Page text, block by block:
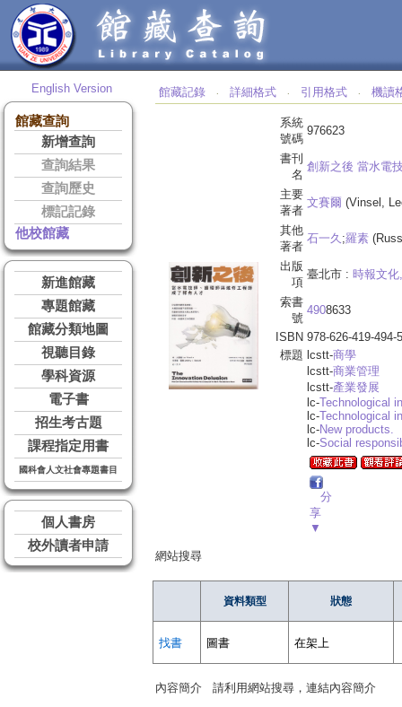
English Version
館藏查詢
新增查詢
查詢結果
查詢歷史
標記記錄
他校館藏
新進館藏
專題館藏
館藏分類地圖
視聽目錄
學科資源
電子書
招生考古題
課程指定用書
國科會人文社會專題書目
個人書房
校外讀者申請
館藏記錄 ‧ 詳細格式 ‧ 引用格式 ‧ 機讀
系統
號碼
976623
書刊
名
創新之後 當水電
主要
著者
文賽爾 (Vinsel,
其他
著者
石一久 ;羅素
出版
項
臺北市 : 時報文化,
索書
號
4908633
ISBN 978-626-419-494-5
標題 lcstt-商學
lcstt-商業管理
lcstt-產業發展
lc-Technological
lc-Technological
lc-New products.
lc-Social
分
享
▼
網站搜尋
資料類型 狀態
找書 圖書 在架上
內容簡介 請利用網站搜尋，連結內容簡介